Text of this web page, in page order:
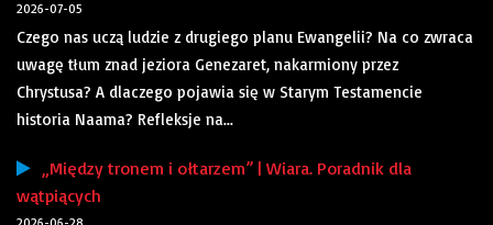
2026-07-05
Czego nas uczą ludzie z drugiego planu Ewangelii? Na co zwraca
uwagę tłum znad jeziora Genezaret, nakarmiony przez
Chrystusa? A dlaczego pojawia się w Starym Testamencie
historia Naama? Refleksje na...
„Między tronem i ołtarzem” | Wiara. Poradnik dla
wątpiących